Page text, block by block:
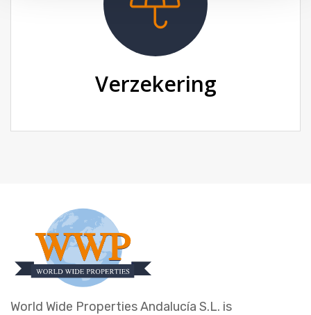
Verzekering
World Wide Properties Andalucía S.L. is